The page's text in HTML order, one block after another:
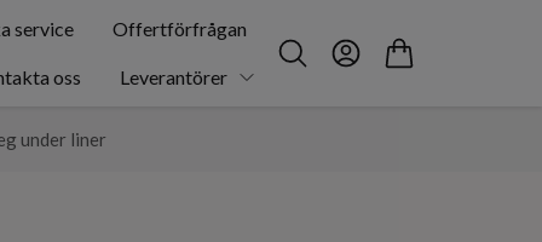
service Offertförfrågan
oss Leverantörer
under liner